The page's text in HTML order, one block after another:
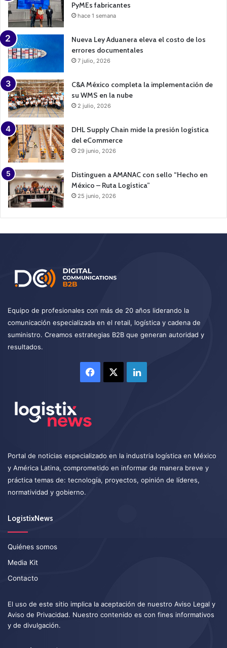
PyMEs fabricantes
hace 1 semana
Nueva Ley Aduanera eleva el costo de los
errores documentales
7 julio, 2026
C&A México completa la implementación de
su WMS en la nube
2 julio, 2026
DHL Supply Chain mide la presión logística
del eCommerce
29 junio, 2026
Distinguen a AMANAC con sello “Hecho en
México – Ruta Logística”
25 junio, 2026
Equipo de profesionales con más de 20 años liderando la
comunicación especializada en el retail, logística y cadena de
suministro. Creamos estrategias B2B que generan autoridad y
resultados.
Facebook LinkedIn
Portal de noticias especializado en la industria logística en México
y América Latina, comprometido en informar de manera breve y
práctica temas de: tecnología, proyectos, opinión de líderes,
normatividad y gobierno.
LogistixNews
Quiénes somos
Media Kit
Contacto
El uso de este sitio implica la aceptación de nuestro Aviso Legal y
Aviso de Privacidad. Nuestro contenido es con fines informativos
y de divulgación.